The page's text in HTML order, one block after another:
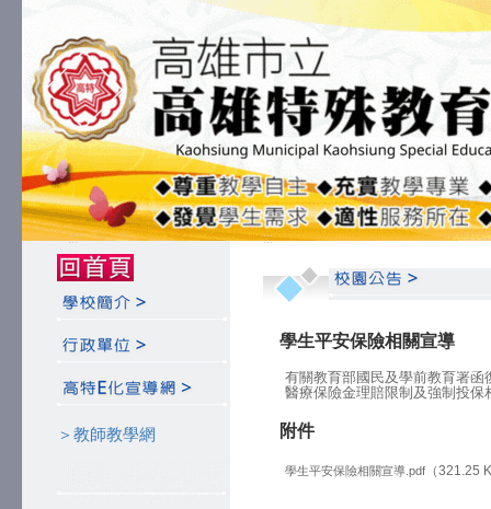
:::
＞教師教學網
:::
學生平安保險相關宣導
有關教育部國民及學前教育署
醫療保險金理賠限制及強制投保
附件
學生平安保險相關宣導.pdf （321.25